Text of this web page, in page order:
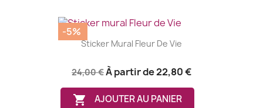
Sticker Mural Fleur De Vie
24,00 €À partir de22,80 €
 AJOUTER AU PANIER
-5%